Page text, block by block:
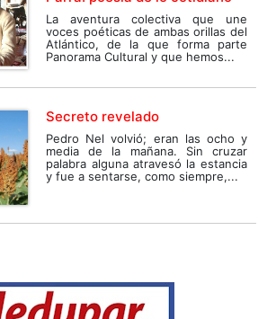
La aventura colectiva que une
voces poéticas de ambas orillas del
Atlántico, de la que forma parte
Panorama Cultural y que hemos...
Secreto revelado
Pedro Nel volvió; eran las ocho y
media de la mañana. Sin cruzar
palabra alguna atravesó la estancia
y fue a sentarse, como siempre,...